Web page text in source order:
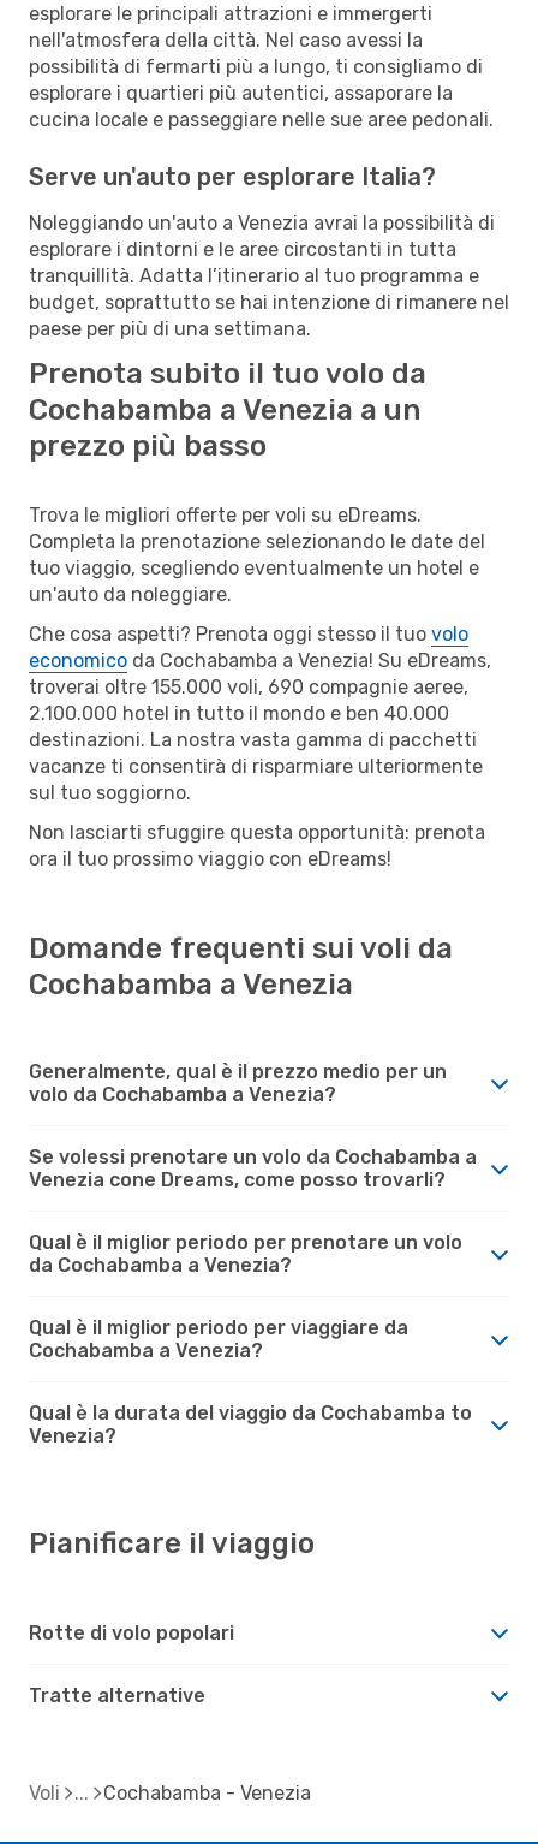
esplorare le principali attrazioni e immergerti
nell'atmosfera della città. Nel caso avessi la
possibilità di fermarti più a lungo, ti consigliamo di
esplorare i quartieri più autentici, assaporare la
cucina locale e passeggiare nelle sue aree pedonali.
Serve un'auto per esplorare Italia?
Noleggiando un'auto a Venezia avrai la possibilità di
esplorare i dintorni e le aree circostanti in tutta
tranquillità. Adatta l’itinerario al tuo programma e
budget, soprattutto se hai intenzione di rimanere nel
paese per più di una settimana.
Prenota subito il tuo volo da
Cochabamba a Venezia a un
prezzo più basso
Trova le migliori offerte per voli su eDreams.
Completa la prenotazione selezionando le date del
tuo viaggio, scegliendo eventualmente un hotel e
un'auto da noleggiare.
Che cosa aspetti? Prenota oggi stesso il tuo volo
economico da Cochabamba a Venezia! Su eDreams,
troverai oltre 155.000 voli, 690 compagnie aeree,
2.100.000 hotel in tutto il mondo e ben 40.000
destinazioni. La nostra vasta gamma di pacchetti
vacanze ti consentirà di risparmiare ulteriormente
sul tuo soggiorno.
Non lasciarti sfuggire questa opportunità: prenota
ora il tuo prossimo viaggio con eDreams!
Domande frequenti sui voli da
Cochabamba a Venezia
Generalmente, qual è il prezzo medio per un
volo da Cochabamba a Venezia?
Se volessi prenotare un volo da Cochabamba a
Venezia cone Dreams, come posso trovarli?
Qual è il miglior periodo per prenotare un volo
da Cochabamba a Venezia?
Qual è il miglior periodo per viaggiare da
Cochabamba a Venezia?
Qual è la durata del viaggio da Cochabamba to
Venezia?
Pianificare il viaggio
Rotte di volo popolari
Tratte alternative
Voli Cochabamba - Venezia